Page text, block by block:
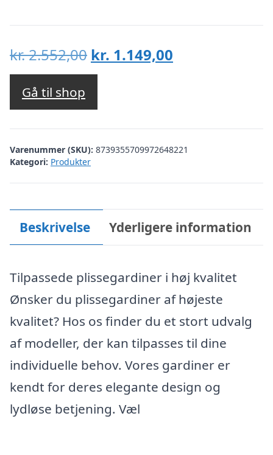
kr.2.552,00 Den
oprindelige
var:
kr. 2.552,00.
kr. 1.149,00
kr. 1.149,00.
Gå til shop
Varenummer (SKU): 8739355709972648221
Kategori: Produkter
Beskrivelse Yderligere information
Tilpassede plissegardiner i høj kvalitet
Ønsker du plissegardiner af højeste
kvalitet? Hos os finder du et stort udvalg
af modeller, der kan tilpasses til dine
individuelle behov. Vores gardiner er
kendt for deres elegante design og
lydløse betjening. Væl